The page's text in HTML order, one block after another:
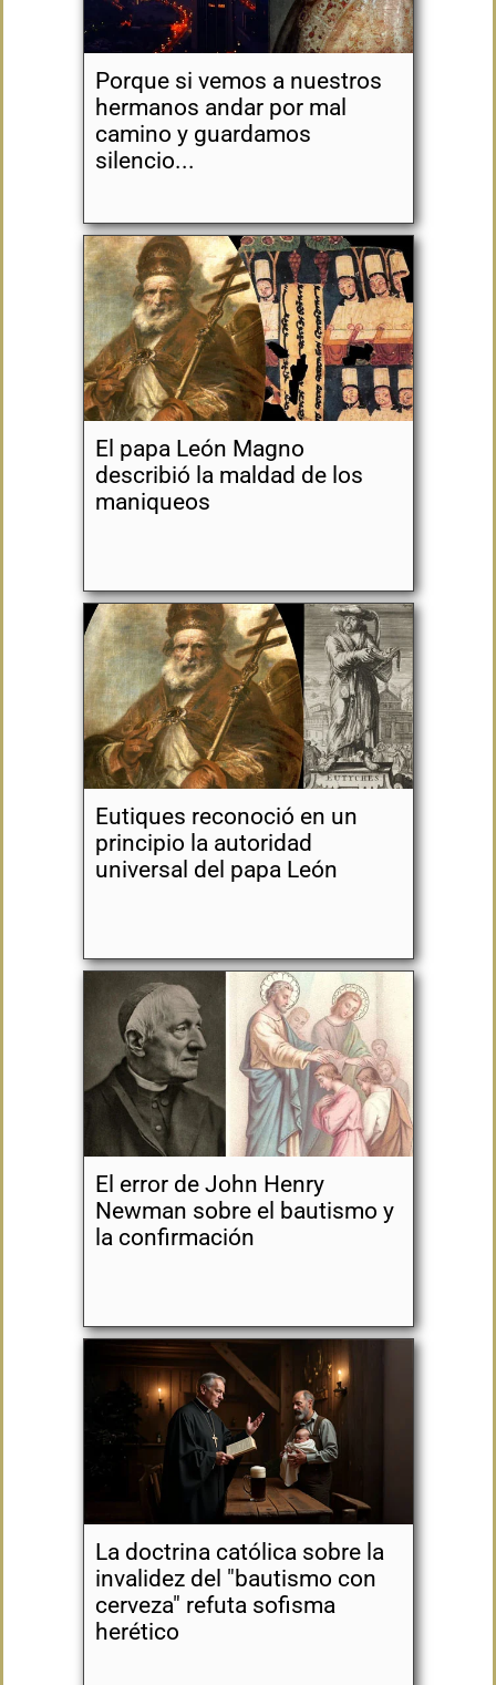
Porque si vemos a nuestros
hermanos andar por mal
camino y guardamos
silencio...
El papa León Magno
describió la maldad de los
maniqueos
Eutiques reconoció en un
principio la autoridad
universal del papa León
El error de John Henry
Newman sobre el bautismo y
la confirmación
La doctrina católica sobre la
invalidez del "bautismo con
cerveza" refuta sofisma
herético